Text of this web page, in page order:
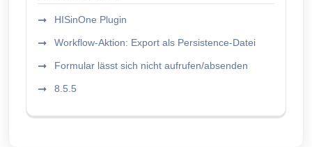
HISinOne Plugin
Workflow-Aktion: Export als Persistence-Datei
Formular lässt sich nicht aufrufen/absenden
8.5.5